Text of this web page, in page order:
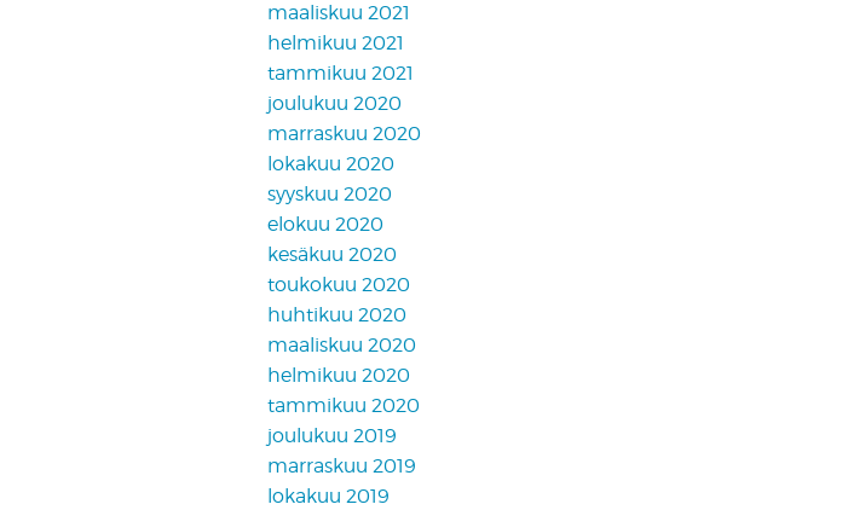
maaliskuu 2021
helmikuu 2021
tammikuu 2021
joulukuu 2020
marraskuu 2020
lokakuu 2020
syyskuu 2020
elokuu 2020
kesäkuu 2020
toukokuu 2020
huhtikuu 2020
maaliskuu 2020
helmikuu 2020
tammikuu 2020
joulukuu 2019
marraskuu 2019
lokakuu 2019